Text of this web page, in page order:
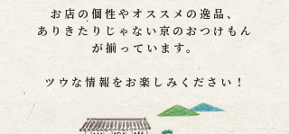
お店の個性やオススメの逸品、
ありきたりじゃない京のおつけもん
が揃っています。
​ツウな情報をお楽しみください！